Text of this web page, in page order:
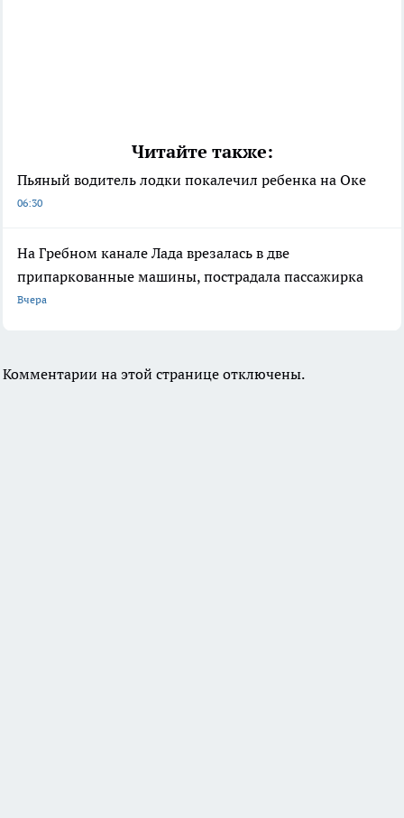
Читайте также:
Пьяный водитель лодки покалечил ребенка на Оке
06:30
На Гребном канале Лада врезалась в две
припаркованные машины, пострадала пассажирка
Вчера
Комментарии на этой странице отключены.